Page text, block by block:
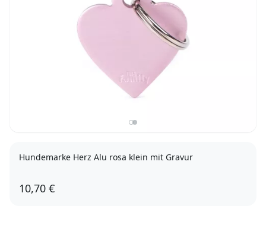
Hundemarke Herz Alu rosa klein mit Gravur
10,70 €